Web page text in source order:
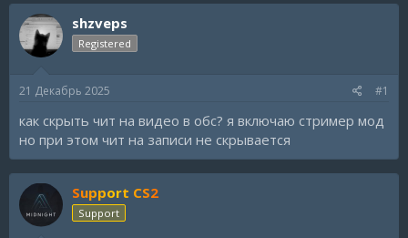
т
о
р
м
т
а
н
а
а
shzveps
Registered
21 Декабрь 2025 #1
как скрыть чит на видео в обс? я включаю стример мод
но при этом чит на записи не скрывается
Support CS2
Support